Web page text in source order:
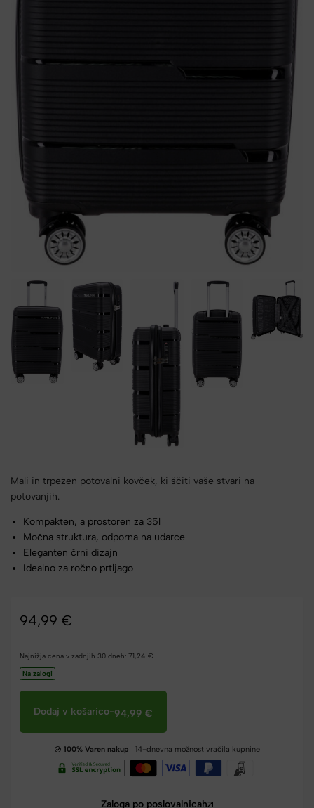
Mali in trpežen potovalni kovček, ki ščiti vaše stvari na
potovanjih.
Kompakten, a prostoren za 35l
Močna struktura, odporna na udarce
Eleganten črni dizajn
Idealno za ročno prtljago
94,99 €
Najnižja cena v zadnjih 30 dneh: 71,24 €
Na zalogi
Dodaj v košarico-94,99 €
100% Varen nakup | 14-dnevna možnost vračila kupnine
Zaloga po poslovalnicah